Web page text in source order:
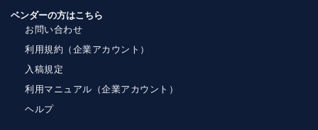
ベンダーの方はこちら
お問い合わせ
利用規約（企業アカウント）
入稿規定
利用マニュアル（企業アカウント）
ヘルプ